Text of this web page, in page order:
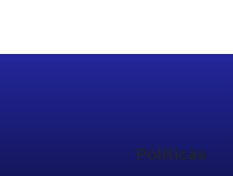
Políticas